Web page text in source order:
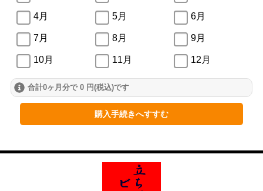
4月 5月 6月
7月 8月 9月
10月 11月 12月
2024年
2月
7月 8月 9月
11月
合計0ヶ月分で 0 円(税込)です
購入手続きへすすむ